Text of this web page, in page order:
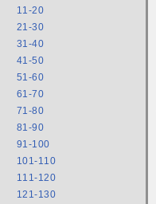
11-20
21-30
31-40
41-50
51-60
61-70
71-80
81-90
91-100
101-110
111-120
121-130